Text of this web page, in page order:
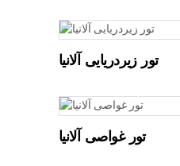
تور زیردریایی آلانیا
تور غواصی آلانیا